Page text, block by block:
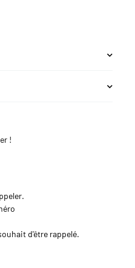
!
d'être rappelé.